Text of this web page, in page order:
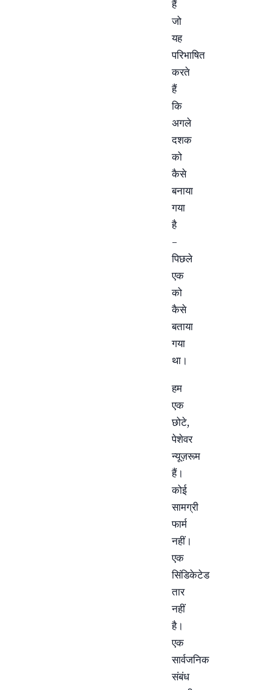
हैं
जो
यह
परिभाषित
करते
हैं
कि
अगले
दशक
को
कैसे
बनाया
गया
है
–
पिछले
एक
को
कैसे
बताया
गया
था।
हम
एक
छोटे,
पेशेवर
न्यूज़रूम
हैं।
कोई
सामग्री
फार्म
नहीं।
एक
सिंडिकेटेड
तार
नहीं
है।
एक
सार्वजनिक
संबंध